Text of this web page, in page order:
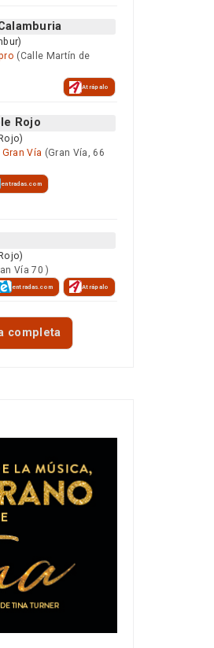
(Calle Martín de
Atrápalo
Rojo
Vía (Gran Vía, 66
entradas.com
Vía 70 )
entradas.com Atrápalo
completa